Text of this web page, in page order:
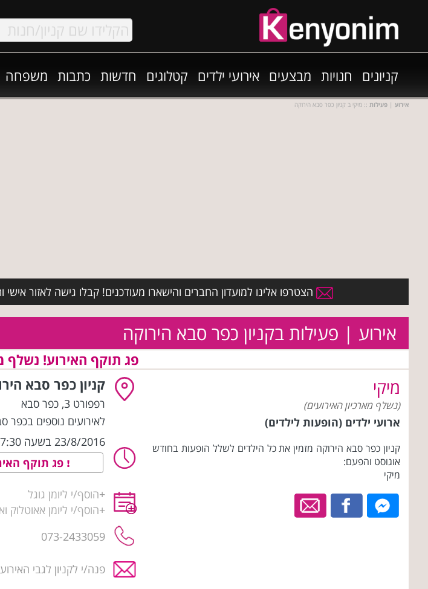
קניונים חנויות מבצעים אירועי ילדים קטלוגים חדשות כתבות משפחה
אירוע | פעילות :: מיקי ב קניון כפר סבא הירוקה
הצטרפו אלינו למועדון החברים והישארו מעודכנים! קבלו גישה לאזור אישי
אירוע | פעילות בקניון כפר סבא הירוקה
פג תוקף האירוע! נשלף
מיקי
(נשלף מארכיון האירועים)
ארועי ילדים (הופעות לילדים)
קניון כפר סבא הירוקה מזמין את כל הילדים לשלל הופעות בחודש
אוגוסט והפעם:
מיקי
קניון כפר סבא
רפפורט 3 , כפר סבא
לאירועים נוספים בכפר
23/8/2016 בשעה 17:30
פג תוקף
+הוסף/י ליומן גוגל
+הוסף/י ליומן אאוטלוק
פנה/י לקניון לגבי האירוע